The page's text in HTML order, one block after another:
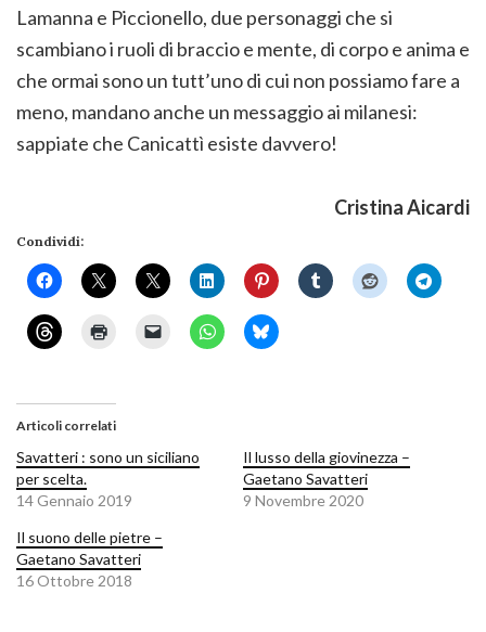
Lamanna e Piccionello, due personaggi che si
scambiano i ruoli di braccio e mente, di corpo e anima e
che ormai sono un tutt’uno di cui non possiamo fare a
meno, mandano anche un messaggio ai milanesi:
sappiate che Canicattì esiste davvero!
Cristina Aicardi
Condividi:
Articoli correlati
Savatteri : sono un siciliano
per scelta.
14 Gennaio 2019
Il lusso della giovinezza –
Gaetano Savatteri
9 Novembre 2020
Il suono delle pietre –
Gaetano Savatteri
16 Ottobre 2018